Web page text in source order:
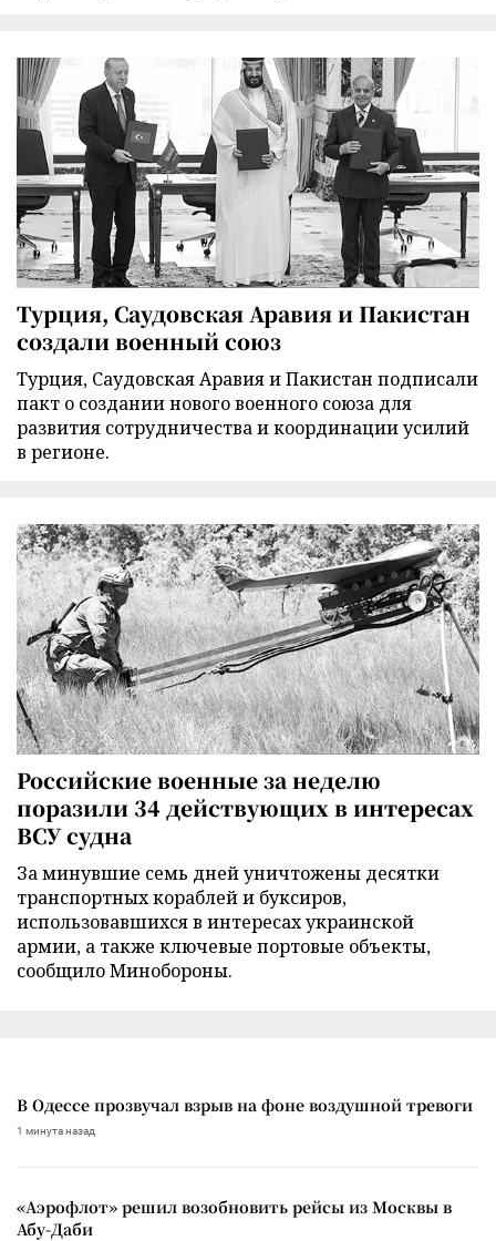
Турция, Саудовская Аравия и Пакистан
создали военный союз
Турция, Саудовская Аравия и Пакистан подписали
пакт о создании нового военного союза для
развития сотрудничества и координации усилий
в регионе.
Российские военные за неделю
поразили 34 действующих в интересах
ВСУ судна
За минувшие семь дней уничтожены десятки
транспортных кораблей и буксиров,
использовавшихся в интересах украинской
армии, а также ключевые портовые объекты,
сообщило Минобороны.
В Одессе прозвучал взрыв на фоне воздушной тревоги
1 минута назад
«Аэрофлот» решил возобновить рейсы из Москвы в
Абу-Даби